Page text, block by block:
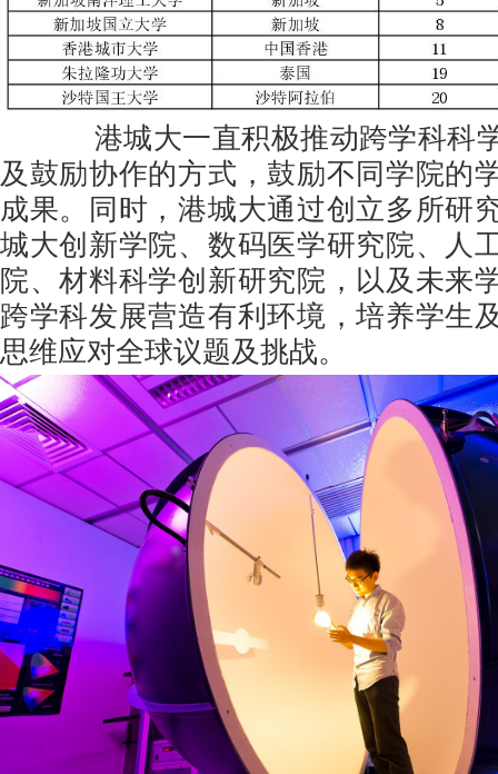
港城大一直积极推动跨学科科
及鼓励协作的方式，鼓励不同学院的
成果。同时，港城大通过创立多所研
城大创新学院、数码医学研究院、人
院、材料科学创新研究院，以及未来
跨学科发展营造有利环境，培养学生
思维应对全球议题及挑战。